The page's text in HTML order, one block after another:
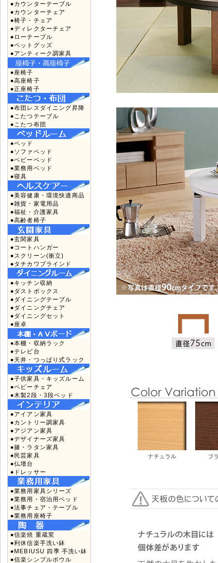
●カウンターテーブル
●カウンターチェア
●椅子・チェア
●ディレクターチェア
●ローテーブル
●ペットグッズ
●アンティーク調家具
●座椅子
●高座椅子
●正座椅子
●布団レスダイニング昇降
●こたつテーブル
●こたつ布団
●ベッド
●ソファベッド
●ベビーベッド
●業務用ベッド
●寝具
●美容健康・環境快適商品
●雑貨・家電用品
●福祉・介護家具
●高齢者椅子
●玄関家具
●コートハンガー
●スクリーン(衝立)
●タチカワブラインド
●キッチン収納
●ダストボックス
●ダイニングテーブル
●ダイニングチェア
●ダイニングセット
●座卓
●本棚・収納ラック
●テレビ台
●天井・つっぱり式ラック
●子供家具・キッズルーム
●ベビーチェア
●木製2段・3段ベッド
●アイアン家具
●カントリー調家具
●アジアン家具
●デザイナーズ家具
●籐・ラタン家具
●民芸家具
●仏壇台
●ドレッサー
●業務用家具シリーズ
●業務用・宿泊用ベッド
●法事チェア・テーブル
●業務用座椅子
●信楽焼 重蔵窯
●利休信楽手洗い鉢
●MEBIUSU 四季 手洗い鉢
●信楽シンプルボウル